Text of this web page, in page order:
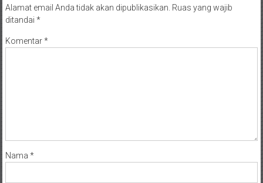
Alamat email Anda tidak akan dipublikasikan. Ruas yang wajib
ditandai *
Komentar*
Nama *